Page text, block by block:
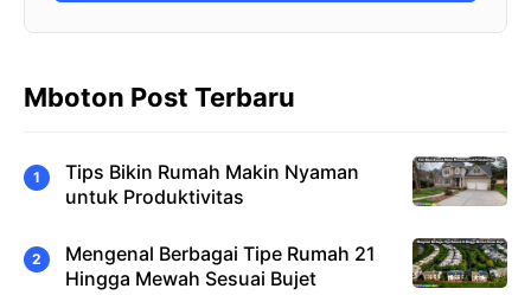
Mboton Post Terbaru
Tips Bikin Rumah Makin Nyaman
untuk Produktivitas
Mengenal Berbagai Tipe Rumah 21
Hingga Mewah Sesuai Bujet